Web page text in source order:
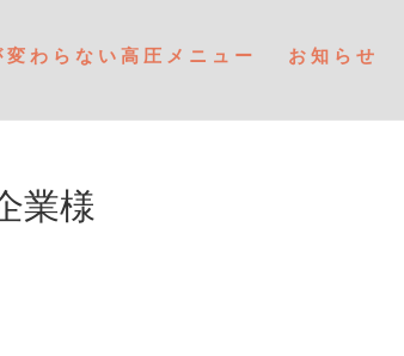
変わらない高圧メニュー お知らせ
業様